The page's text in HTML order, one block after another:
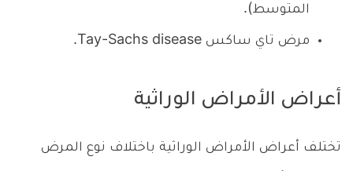
المتوسط).
مرض تاي ساكس Tay-Sachs disease.
أعراض الأمراض الوراثية
تختلف أعراض الأمراض الوراثية باختلاف نوع المرض